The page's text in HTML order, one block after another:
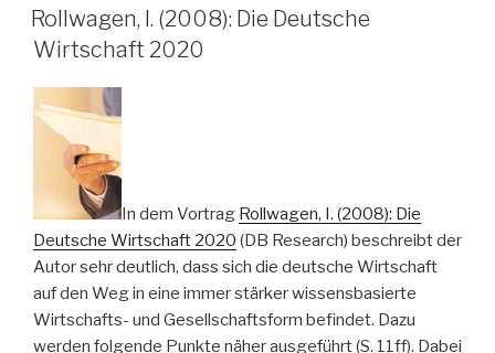
AM
Rollwagen, I. (2008): Die Deutsche
Wirtschaft 2020
In dem Vortrag Rollwagen, I. (2008): Die
Deutsche Wirtschaft 2020 (DB Research) beschreibt der
Autor sehr deutlich, dass sich die deutsche Wirtschaft
auf den Weg in eine immer stärker wissensbasierte
Wirtschafts- und Gesellschaftsform befindet. Dazu
werden folgende Punkte näher ausgeführt (S. 11ff). Dabei